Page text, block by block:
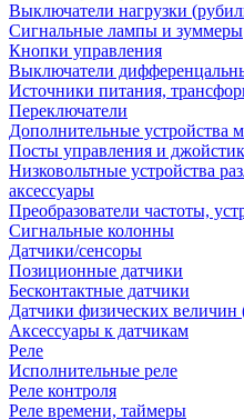
Выключатели нагрузки
Сигнальные лампы и зуммеры
Кнопки управления
Выключатели
Источники питания,
Переключатели
Дополнительные устройства
Посты управления и
Низковольтные устройства
аксессуары
Преобразователи частоты,
Сигнальные колонны
Датчики/сенсоры
Позиционные датчики
Бесконтактные датчики
Датчики физических величин
Аксессуары к датчикам
Реле
Исполнительные реле
Реле контроля
Реле времени, таймеры